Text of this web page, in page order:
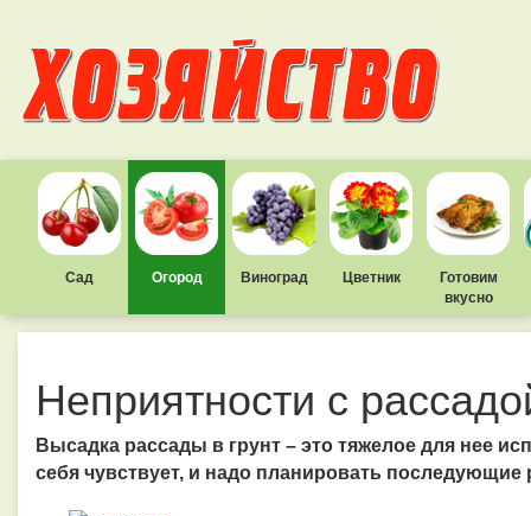
Сад Огород Виноград Цветник
Готовим
вкусно
Неприятности с
Высадка рассады в грунт – это тяжелое для нее
себя чувствует, и надо планировать последующие